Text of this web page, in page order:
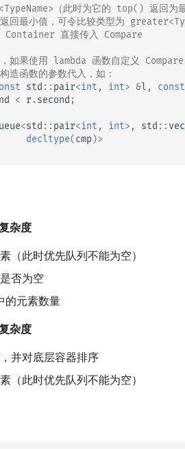
（此时为它的 top() 返回为
最小值，可令比较类型为
直接传入 Compare
如果使用 lambda 函数自定义 Compare
函数的参数代入，如：
std :: pair<int , int> &l ,
const
< r.second ;
<std :: pair<int , int> , std ::
decltype(cmp)>
杂度
（此时优先队列不能为空）
否为空
的元素数量
杂度
并对底层容器排序
（此时优先队列不能为空）